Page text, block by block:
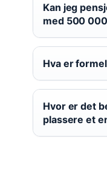
Kan jeg
med 500
Hva er
Hvor er det
plassere et